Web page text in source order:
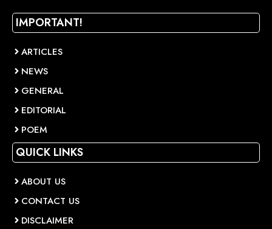
IMPORTANT!
ARTICLES
NEWS
GENERAL
EDITORIAL
POEM
QUICK LINKS
ABOUT US
CONTACT US
DISCLAIMER